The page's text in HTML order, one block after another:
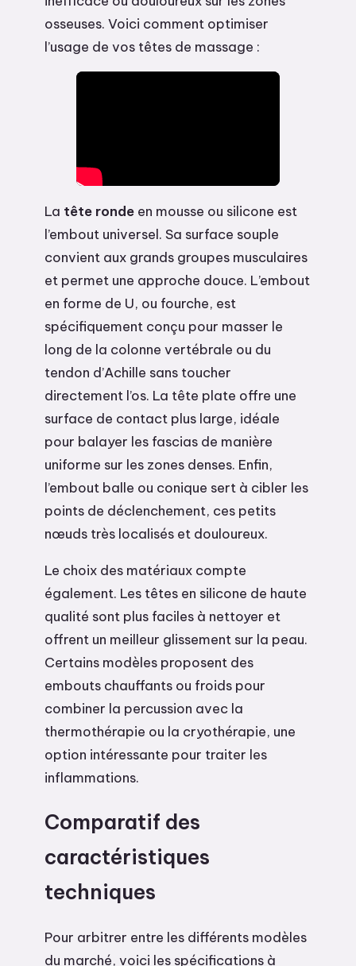
osseuses. Voici comment optimiser
l’usage de vos têtes de massage :
La tête ronde en mousse ou silicone est
l’embout universel. Sa surface souple
convient aux grands groupes musculaires
et permet une approche douce. L’embout
en forme de U, ou fourche, est
spécifiquement conçu pour masser le
long de la colonne vertébrale ou du
tendon d’Achille sans toucher
directement l’os. La tête plate offre une
surface de contact plus large, idéale
pour balayer les fascias de manière
uniforme sur les zones denses. Enfin,
l’embout balle ou conique sert à cibler les
points de déclenchement, ces petits
nœuds très localisés et douloureux.
Le choix des matériaux compte
également. Les têtes en silicone de haute
qualité sont plus faciles à nettoyer et
offrent un meilleur glissement sur la peau.
Certains modèles proposent des
embouts chauffants ou froids pour
combiner la percussion avec la
thermothérapie ou la cryothérapie, une
option intéressante pour traiter les
inflammations.
Comparatif des
caractéristiques
techniques
Pour arbitrer entre les différents modèles
du marché, voici les spécifications à